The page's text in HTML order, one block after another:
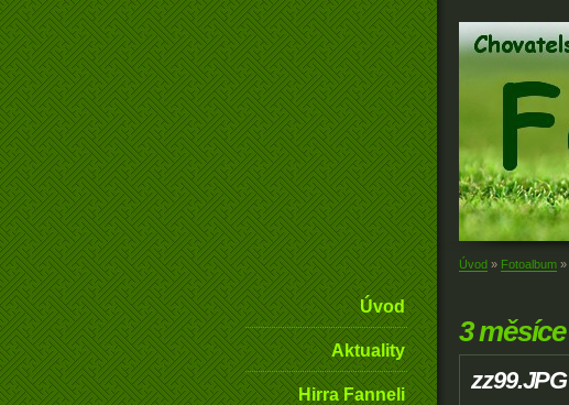
Úvod
Aktuality
Hirra Fanneli
Úvod » Fotoalbum »
3 měsíce
zz99.JPG